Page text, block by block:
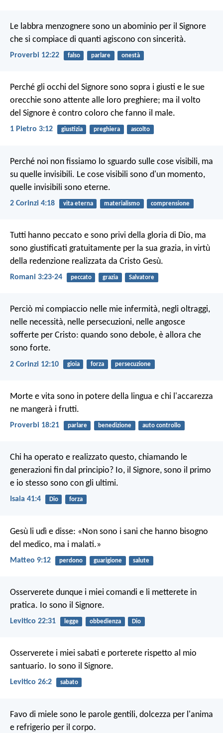
Le labbra menzognere sono un abominio per il Signore
che si compiace di quanti agiscono con sincerità.
Proverbi 12:22 falso parlare onestà
Perché gli occhi del Signore sono sopra i giusti e le sue
orecchie sono attente alle loro preghiere; ma il volto
del Signore è contro coloro che fanno il male.
1 Pietro 3:12 giustizia preghiera ascolto
Perché noi non fissiamo lo sguardo sulle cose visibili, ma
su quelle invisibili. Le cose visibili sono d'un momento,
quelle invisibili sono eterne.
2 Corinzi 4:18 vita eterna materialismo comprensione
Tutti hanno peccato e sono privi della gloria di Dio, ma
sono giustificati gratuitamente per la sua grazia, in virtù
della redenzione realizzata da Cristo Gesù.
Romani 3:23-24 peccato grazia Salvatore
Perciò mi compiaccio nelle mie infermità, negli oltraggi,
nelle necessità, nelle persecuzioni, nelle angosce
sofferte per Cristo: quando sono debole, è allora che
sono forte.
2 Corinzi 12:10 gioia forza persecuzione
Morte e vita sono in potere della lingua e chi l'accarezza
ne mangerà i frutti.
Proverbi 18:21 parlare benedizione auto controllo
Chi ha operato e realizzato questo, chiamando le
generazioni fin dal principio? Io, il Signore, sono il primo
e io stesso sono con gli ultimi.
Isaia 41:4 Dio forza
Gesù li udì e disse: «Non sono i sani che hanno bisogno
del medico, ma i malati.»
Matteo 9:12 perdono guarigione salute
Osserverete dunque i miei comandi e li metterete in
pratica. Io sono il Signore.
Levitico 22:31 legge obbedienza Dio
Osserverete i miei sabati e porterete rispetto al mio
santuario. Io sono il Signore.
Levitico 26:2 sabato
Favo di miele sono le parole gentili, dolcezza per l'anima
e refrigerio per il corpo.